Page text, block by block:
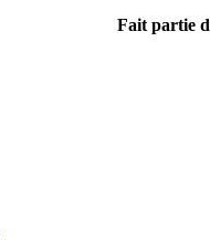
Fait partie